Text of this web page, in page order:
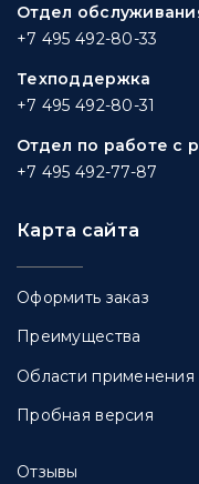
Отдел
+7 495 492-80-33
Техподдержка
+7 495 492-80-31
Отдел по работе с
+7 495 492-77-87
Карта сайта
Оформить заказ
Преимущества
Области применения
Пробная версия
Отзывы